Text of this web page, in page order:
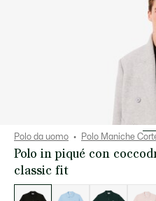
Polo da uomo Polo Maniche
Polo in piqué con
classic fit
delle